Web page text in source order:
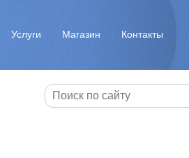
Услуги Магазин Контакты